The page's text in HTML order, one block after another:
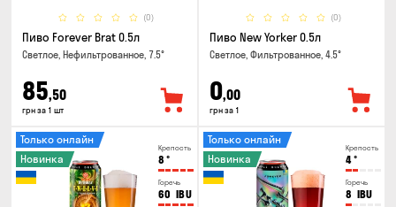
(0)
Пиво Forever Brat 0.5л
Светлое, Нефильтрованное, 7.5°
85,50
грн за 1 шт
(0)
Пиво New Yorker 0.5л
Светлое, Фильтрованное, 4.5°
0,00
грн за 1
Крепость
8 °
Горечь
60 IBU
Только онлайн
Новинка
Крепость
4°
Горечь
8 IBU
Только онлайн
Новинка